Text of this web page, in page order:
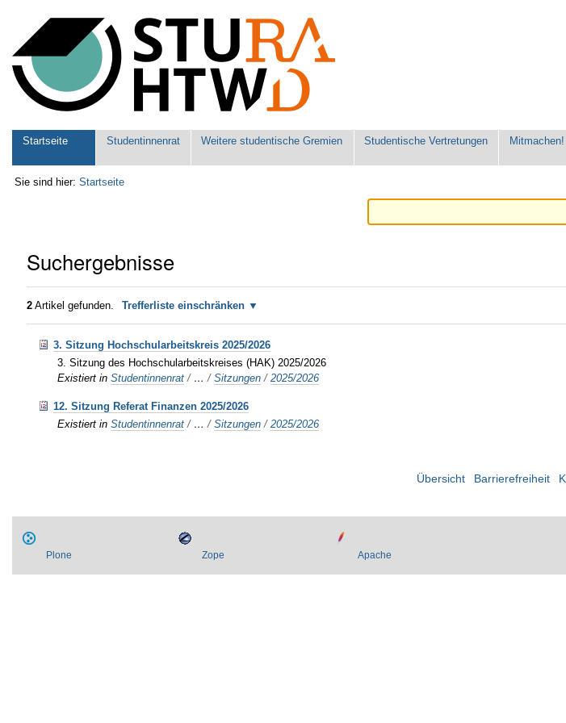
Werkzeuge
Sektionen
Startseite Studentinnenrat Weitere studentische Gremien Studentische Vertretungen Mitmachen!
Sie sind hier: Startseite
Suchergebnisse
2 Artikel gefunden. Trefferliste einschränken
3. Sitzung Hochschularbeitskreis 2025/2026
3. Sitzung des Hochschularbeitskreises (HAK) 2025/2026
Existiert in Studentinnenrat / …/Sitzungen /2025/2026
12. Sitzung Referat Finanzen 2025/2026
Existiert in Studentinnenrat / …/Sitzungen /2025/2026
Übersicht Barrierefreiheit
Plone Zope Apache